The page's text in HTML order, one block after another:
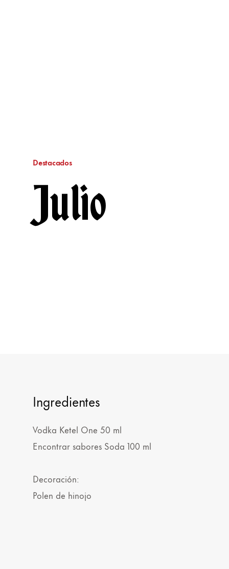
Destacados
Julio
Ingredientes
Vodka Ketel One 50 ml
Encontrar sabores Soda 100 ml
Decoración:
Polen de hinojo